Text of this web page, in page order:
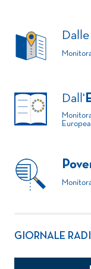
Dalle
Dall'
GIORNALE